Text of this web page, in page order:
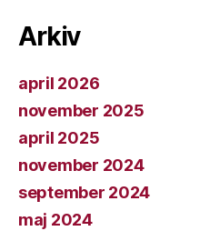
Arkiv
april 2026
november 2025
april 2025
november 2024
september 2024
maj 2024